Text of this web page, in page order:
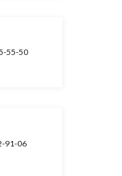
55-50
91-06